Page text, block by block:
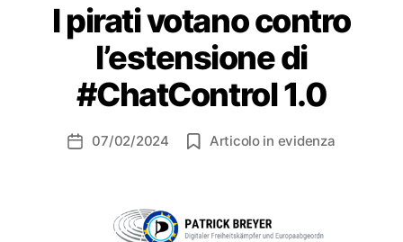
I pirati votano contro
l’estensione di
#ChatControl 1.0
Data07/02/2024 Articolo in evidenza